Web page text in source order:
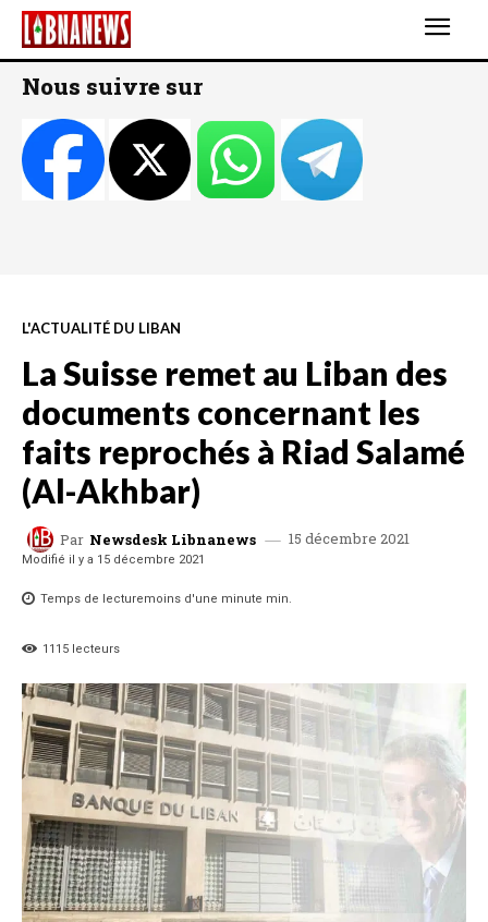
Nous suivre sur
L'ACTUALITÉ DU LIBAN
La Suisse remet au Liban des
documents concernant les
faits reprochés à Riad Salamé
(Al-Akhbar)
Par Newsdesk Libnanews 15 décembre 2021
Modifié il y a 15 décembre 2021
Temps de lecturemoins d'une minute min.
1115 lecteurs